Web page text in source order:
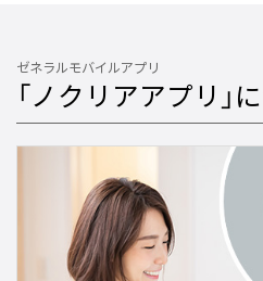
ゼネラルモバイルアプリ
「ノクリアアプリ」